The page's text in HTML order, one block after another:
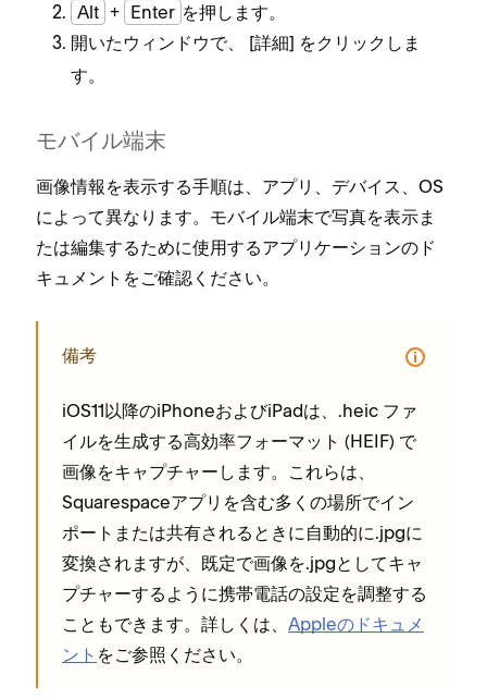
Alt + Enter を押します⁠。
開いたウ⁠ィンドウで⁠、 [⁠詳細⁠] をクリ⁠ックしま
す⁠。
モバイル端末
画像情報を表示する手順は⁠、アプリ⁠、デバイス⁠、OS
によ⁠って異なります⁠。モバイル端末で写真を表示ま
たは編集するために使用するアプリケ⁠ーシ⁠ョンのド
キ⁠ュメントをご確認ください⁠。
備考
iOS11以降のiPhoneおよびiPadは⁠、⁠.heic フ⁠ァ
イルを生成する高効率フ⁠ォ⁠ーマ⁠ット (⁠HEIF⁠) で
画像をキ⁠ャプチ⁠ャ⁠ーします⁠。これらは⁠、
Squarespaceアプリを含む多くの場所でイン
ポ⁠ートまたは共有されるときに自動的に⁠.jpgに
変換されますが⁠、既定で画像を⁠.jpgとしてキ⁠ャ
プチ⁠ャ⁠ーするように携帯電話の設定を調整する
こともできます⁠。詳しくは⁠、 Appleのドキ⁠ュメ
ント をご参照ください⁠。